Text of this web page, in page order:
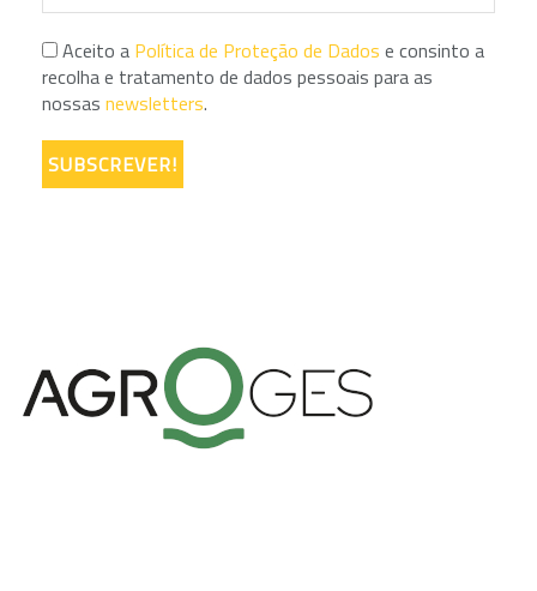
Aceito a Política de Proteção de Dados e consinto a
recolha e tratamento de dados pessoais para as
nossas newsletters.